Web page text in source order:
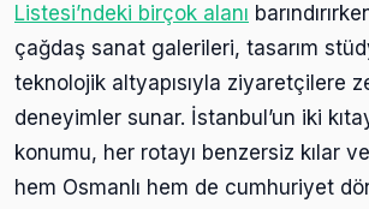
Listesi’ndeki birçok alanı
çağdaş sanat galerileri, tasarım
teknolojik altyapısıyla ziyaretçilere
deneyimler sunar. İstanbul’un iki
konumu, her rotayı benzersiz kılar
hem Osmanlı hem de cumhuriyet